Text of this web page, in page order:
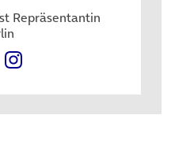
Repräsentantin